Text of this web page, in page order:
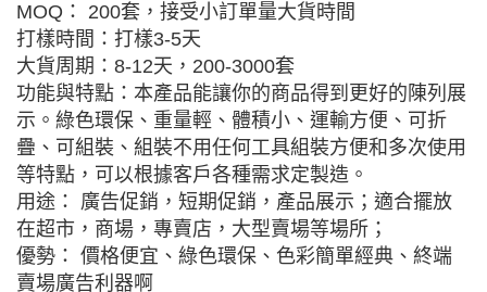
MOQ： 200套，接受小訂單量大貨時間
打樣時間：打樣3-5天
大貨周期：8-12天，200-3000套
功能與特點：本產品能讓你的商品得到更好的陳列展
示。綠色環保、重量輕、體積小、運輸方便、可折
疊、可組裝、組裝不用任何工具組裝方便和多次使用
等特點，可以根據客戶各種需求定製造。
用途： 廣告促銷，短期促銷，產品展示；適合擺放
在超市，商場，專賣店，大型賣場等場所；
優勢： 價格便宜、綠色環保、色彩簡單經典、終端
賣場廣告利器啊